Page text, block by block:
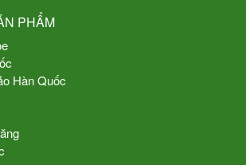
PHẨM
Hàn Quốc